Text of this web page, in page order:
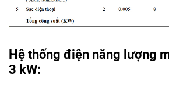
Hệ thống điện năng lượng
3 kW: